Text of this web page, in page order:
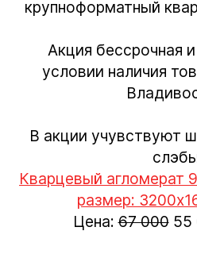
крупноформатный
Акция бессрочная
условии наличия
В акции учувствуют
Кварцевый агломерат
размер:
Цена:67 00055